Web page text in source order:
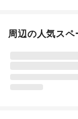
周辺の人気ス